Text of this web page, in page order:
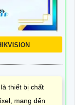
thiết bị chất
mang đến